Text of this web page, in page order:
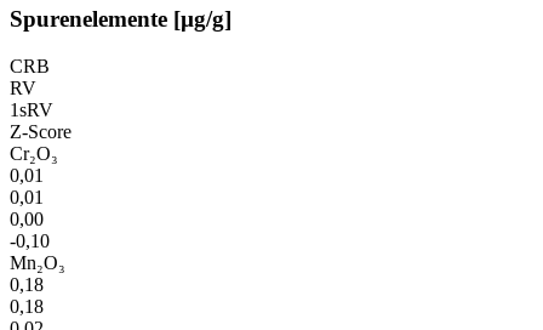
Spurenelemente [µg/g]
CRB
RV
1sRV
Z-Score
Cr₂O₃
0,01
0,01
0,00
-0,10
Mn₂O₃
0,18
0,18